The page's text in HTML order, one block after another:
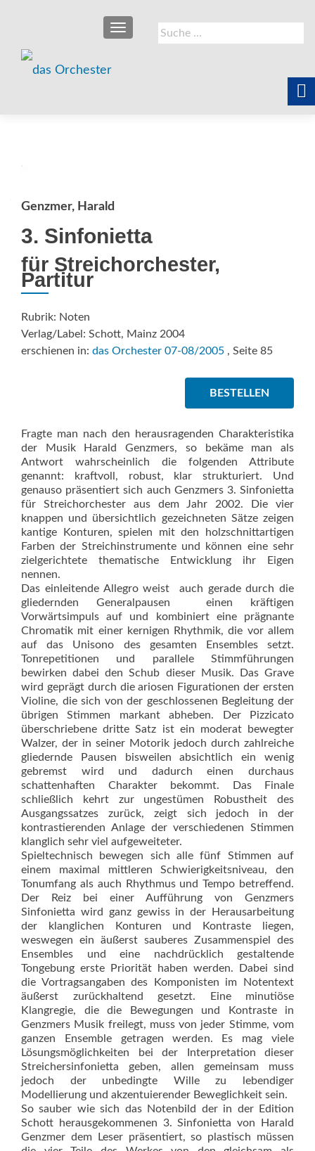
Suche
nach:
SCHALTE NAVIGATION
Genzmer, Harald
3. Sinfonietta
für Streichorchester,
Partitur
Rubrik: Noten
Verlag/Label: Schott, Mainz 2004
erschienen in: das Orchester 07-08/2005 , Seite 85
BESTELLEN
Fragte man nach den herausragenden Charakteristika
der Musik Harald Genzmers, so bekäme man als
Antwort wahrscheinlich die folgenden Attribute
genannt: kraftvoll, robust, klar strukturiert. Und
genauso präsentiert sich auch Genzmers 3. Sinfonietta
für Streichorchester aus dem Jahr 2002. Die vier
knappen und übersichtlich gezeichneten Sätze zeigen
kantige Konturen, spielen mit den holzschnittartigen
Farben der Streichinstrumente und können eine sehr
zielgerichtete thematische Entwicklung ihr Eigen
nennen.
Das einleitende Allegro weist  auch gerade durch die
gliedernden Generalpausen  einen kräftigen
Vorwärtsimpuls auf und kombiniert eine prägnante
Chromatik mit einer kernigen Rhythmik, die vor allem
auf das Unisono des gesamten Ensembles setzt.
Tonrepetitionen und parallele Stimmführungen
bewirken dabei den Schub dieser Musik. Das Grave
wird geprägt durch die ariosen Figurationen der ersten
Violine, die sich von der geschlossenen Begleitung der
übrigen Stimmen markant abheben. Der Pizzicato
überschriebene dritte Satz ist ein moderat bewegter
Walzer, der in seiner Motorik jedoch durch zahlreiche
gliedernde Pausen bisweilen absichtlich ein wenig
gebremst wird und dadurch einen durchaus
schattenhaften Charakter bekommt. Das Finale
schließlich kehrt zur ungestümen Robustheit des
Ausgangssatzes zurück, zeigt sich jedoch in der
kontrastierenden Anlage der verschiedenen Stimmen
klanglich sehr viel aufgeweiteter.
Spieltechnisch bewegen sich alle fünf Stimmen auf
einem maximal mittleren Schwierigkeitsniveau, den
Tonumfang als auch Rhythmus und Tempo betreffend.
Der Reiz bei einer Aufführung von Genzmers
Sinfonietta wird ganz gewiss in der Herausarbeitung
der klanglichen Konturen und Kontraste liegen,
weswegen ein äußerst sauberes Zusammenspiel des
Ensembles und eine nachdrücklich gestaltende
Tongebung erste Priorität haben werden. Dabei sind
die Vortragsangaben des Komponisten im Notentext
äußerst zurückhaltend gesetzt. Eine minutiöse
Klangregie, die die Bewegungen und Kontraste in
Genzmers Musik freilegt, muss von jeder Stimme, vom
ganzen Ensemble getragen werden. Es mag viele
Lösungsmöglichkeiten bei der Interpretation dieser
Streichersinfonietta geben, allen gemeinsam muss
jedoch der unbedingte Wille zu lebendiger
Modellierung und akzentuierender Beweglichkeit sein.
So sauber wie sich das Notenbild der in der Edition
Schott herausgekommenen 3. Sinfonietta von Harald
Genzmer dem Leser präsentiert, so plastisch müssen